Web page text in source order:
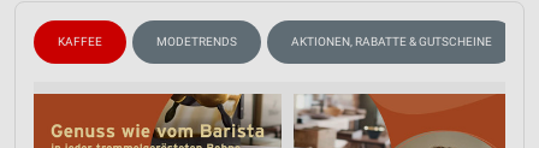
KAFFEE MODETRENDS AKTIONEN, RABATTE & GUTSCHEINE